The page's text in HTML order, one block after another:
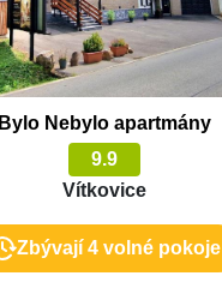
Bylo Nebylo apartmány
9.9
Vítkovice
Zbývají 4 volné pokoje